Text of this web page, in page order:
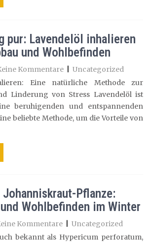
pur: Lavendelöl inhalieren
und Wohlbefinden
Kommentare
Uncategorized
Eine natürliche Methode zur
Linderung von Stress Lavendelöl ist
beruhigenden und entspannenden
beliebte Methode, um die Vorteile von
Pflanze:
Wohlbefinden im Winter
Kommentare
Uncategorized
bekannt als Hypericum perforatum,